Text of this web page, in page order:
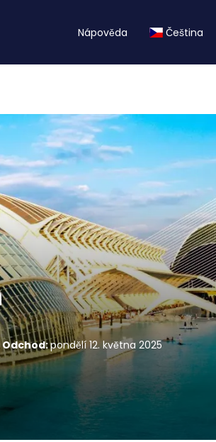
Nápověda Čeština
Odchod:pondělí 12. května 2025